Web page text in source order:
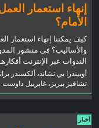
إنهاء استعمار
الأمام؟
كيف يمكننا إنهاء استعمار
الندوات عبر الإنترنت
أوبيندرا بي تشاند، ألكسندر
تشافيز بيريز، غابرييل داوست
أخبار